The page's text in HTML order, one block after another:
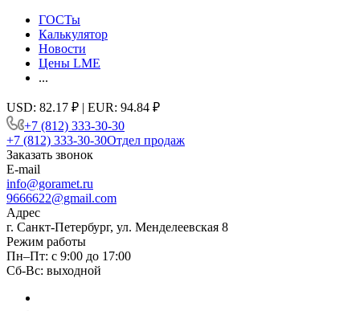
ГОСТы
Калькулятор
Новости
Цены LME
...
USD: 82.17 ₽ | EUR: 94.84 ₽
+7 (812) 333-30-30
+7 (812) 333-30-30Отдел продаж
Заказать звонок
E-mail
info@goramet.ru
9666622@gmail.com
Адрес
г. Санкт-Петербург, ул. Менделеевская 8
Режим работы
Пн–Пт: с 9:00 до 17:00
Сб-Вс: выходной